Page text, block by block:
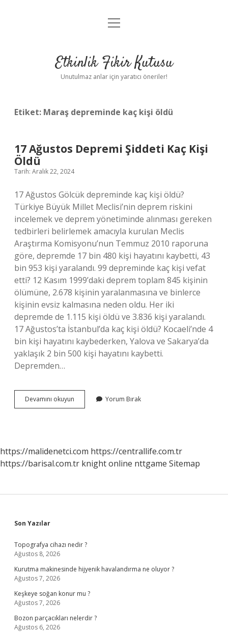
Anasayfa
Yasal Uyarı
menüyü
Etkinlik Fikir Kutusu
Unutulmaz anlar için yaratıcı öneriler!
Etiket: Maraş depreminde kaç kişi öldü
17 Ağustos Depremi Şiddeti Kaç Kişi
Öldü
Tarih: Aralık 22, 2024
17 Ağustos Gölcük depreminde kaç kişi öldü?
Türkiye Büyük Millet Meclisi’nin deprem riskini
incelemek ve deprem yönetiminde alınması gereken
tedbirleri belirlemek amacıyla kurulan Meclis
Araştırma Komisyonu’nun Temmuz 2010 raporuna
göre, depremde 17 bin 480 kişi hayatını kaybetti, 43
bin 953 kişi yaralandı. 99 depreminde kaç kişi vefat
etti? 12 Kasım 1999’daki deprem toplam 845 kişinin
ölümüne, 2.678 kişinin yaralanmasına ve binlerce
kişinin evsiz kalmasına neden oldu. Her iki
depremde de 1.115 kişi öldü ve 3.836 kişi yaralandı.
17 Ağustos’ta İstanbul’da kaç kişi öldü? Kocaeli’nde 4
bin kişi hayatını kaybederken, Yalova ve Sakarya’da
yaklaşık 2 bin 500 kişi hayatını kaybetti.
Depremden…
Devamını okuyun
Ağustos
Öldü
Yorum Bırak
https://malidenetci.com https://centrallife.com.tr
https://barisal.com.tr knight online nttgame Sitemap
Sidebar
Son Yazılar
Topografya cihazı nedir ?
Ağustos 8, 2026
Kurutma makinesinde hijyenik havalandırma ne oluyor ?
Ağustos 7, 2026
Keşkeye soğan konur mu ?
Ağustos 7, 2026
Bozon parçacıkları nelerdir ?
Ağustos 6, 2026